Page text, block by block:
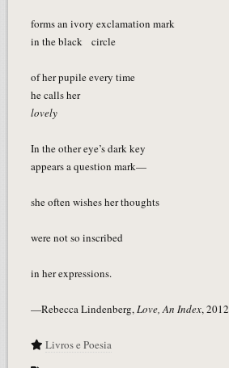
forms an ivory exclamation mark
in the black circle
of her pupile every time
he calls her
lovely
In the other eye’s dark key
appears a question mark—
she often wishes her thoughts
were not so inscribed
in her expressions.
—Rebecca Lindenberg,Love, An Index, 2012
Livros e Poesia